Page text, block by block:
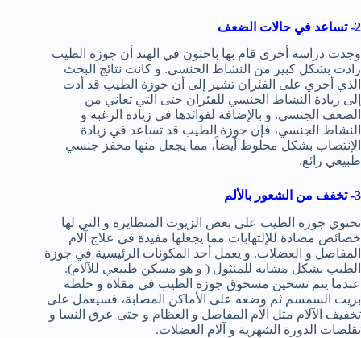
2- تساعد في حالات الضعف
وجدت دراسة أخرى قام بها باحثون في الهند أن جوزة الطيب
زادت بشكل كبير من النشاط الجنسي. و كانت نتائج البحث
الذي أجري على الفئران تشير إلى أن جوزة الطيب قد أدت
إلى زيادة النشاط الجنسي للفئران حتى التي تعاني من
الضعف الجنسي. و بالإضافة لفوائدها في زيادة الرغبة و
النشاط الجنسي، فإن جوزة الطيب قد تساعد في زيادة
الإنتصاب بشكل محلوظ أيضاً، مما يجعل منها محفز جنسي
طبيعي رائع.
3- تخفف من الشعور بالألم
تحتوي جوزة الطيب على بعض الزيوت المتطايرة و التي لها
خصائص مضادة للإلتهابات مما يجعلها مفيدة في علاج آلام
المفاصل و العضلات. و يعمل أحد المكونات الرئيسية في جوزة
الطيب بشكل مشابه للمنثول ( و هو مسكن طبيعي للآلام).
عندما يتم تسخين مسحوق جوزة الطيب في مقلاة و خلطه
بزيت السمسم ثم وضعه على الأماكن المصابة، فسيعمل على
تخفيف الآلام مثل آلام المفاصل و العظام و حتى عرق النسا و
تقلصات الدورة الشهرية و آلام العضلات.